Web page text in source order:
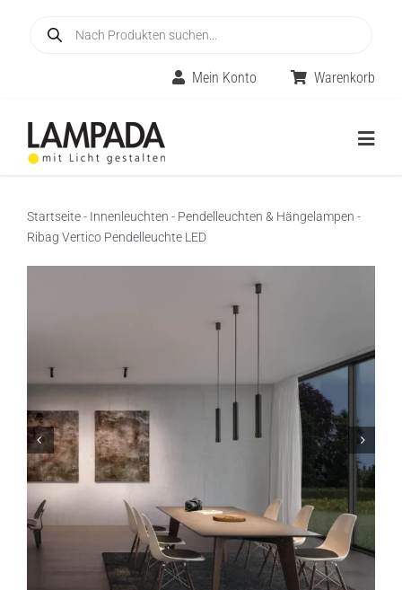
search
Mein Konto Warenkorb
Online-Shop
Außenleuchten
Lichtplanung
Referenzen
Marken
Startseite- Innenleuchten - Pendelleuchten & Hängelampen -
Ribag Vertico Pendelleuchte LED